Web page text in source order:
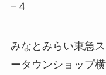
−４
みなとみらい東急
ータウンショップ